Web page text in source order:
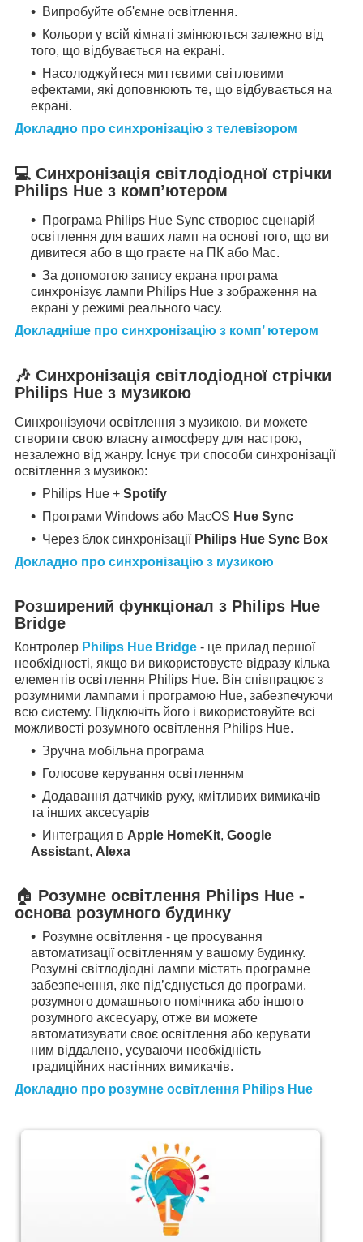
Випробуйте об'ємне освітлення.
Кольори у всій кімнаті змінюються залежно від
того, що відбувається на екрані.
Насолоджуйтеся миттєвими світловими
ефектами, які доповнюють те, що відбувається на
екрані.
Докладно про синхронізацію з телевізором
💻 Синхронізація світлодіодної стрічки
Philips Hue з комп’ютером
Програма Philips Hue Sync створює сценарій
освітлення для ваших ламп на основі того, що ви
дивитеся або в що граєте на ПК або Mac.
За допомогою запису екрана програма
синхронізує лампи Philips Hue з зображення на
екрані у режимі реального часу.
Докладніше про синхронізацію з комп’ ютером
🎶 Синхронізація світлодіодної стрічки
Philips Hue з музикою
Синхронізуючи освітлення з музикою, ви можете
створити свою власну атмосферу для настрою,
незалежно від жанру. Існує три способи синхронізації
освітлення з музикою:
Philips Hue + Spotify
Програми Windows або MacOS Hue Sync
Через блок синхронізації Philips Hue Sync Box
Докладно про синхронізацію з музикою
Розширений функціонал з Philips Hue
Bridge
Контролер Philips Hue Bridge - це прилад першої
необхідності, якщо ви використовуєте відразу кілька
елементів освітлення Philips Hue. Він співпрацює з
розумними лампами і програмою Hue, забезпечуючи
всю систему. Підключіть його і використовуйте всі
можливості розумного освітлення Philips Hue.
Зручна мобільна програма
Голосове керування освітленням
Додавання датчиків руху, кмітливих вимикачів
та інших аксесуарів
Интеграция в Apple HomeKit, Google
Assistant, Alexa
🏠 Розумне освітлення Philips Hue -
основа розумного будинку
Розумне освітлення - це просування
автоматизації освітленням у вашому будинку.
Розумні світлодіодні лампи містять програмне
забезпечення, яке під’єднується до програми,
розумного домашнього помічника або іншого
розумного аксесуару, отже ви можете
автоматизувати своє освітлення або керувати
ним віддалено, усуваючи необхідність
традиційних настінних вимикачів.
Докладно про розумне освітлення Philips Hue